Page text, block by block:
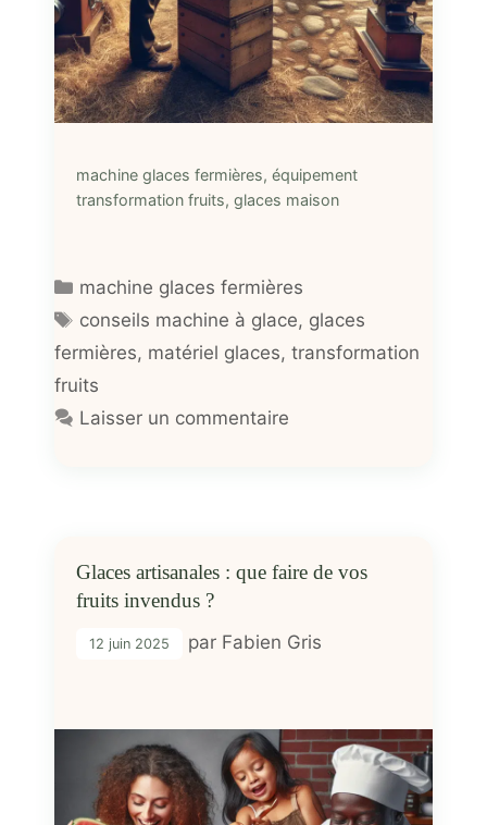
machine glaces fermières, équipement
transformation fruits, glaces maison
Catégories
machine glaces fermières
Étiquettes
conseils machine à glace, glaces
fermières, matériel glaces, transformation
fruits
Laisser un commentaire
Glaces artisanales : que faire de vos
fruits invendus ?
12 juin 2025 par Fabien Gris